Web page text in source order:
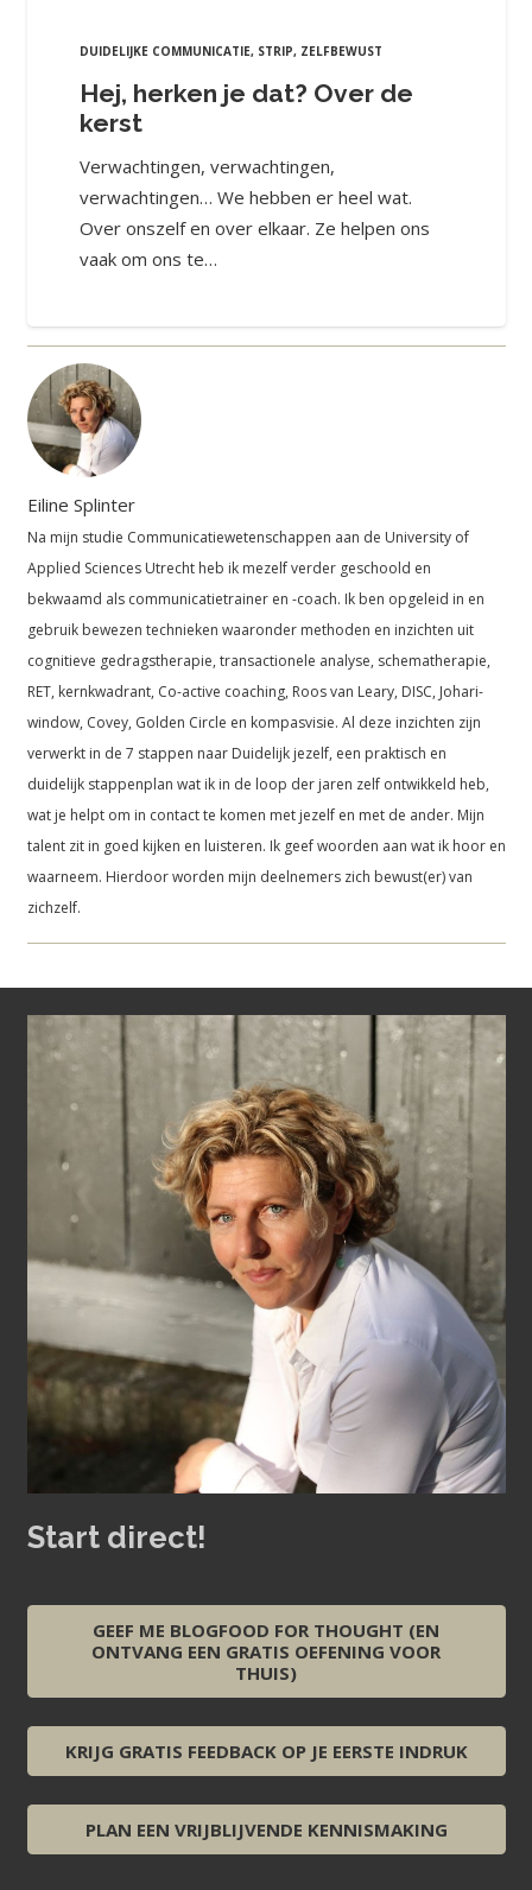
DUIDELIJKE COMMUNICATIE, STRIP, ZELFBEWUST
Hej, herken je dat? Over de
kerst
Verwachtingen, verwachtingen,
verwachtingen… We hebben er heel wat.
Over onszelf en over elkaar. Ze helpen ons
vaak om ons te…
Eiline Splinter
Na mijn studie Communicatiewetenschappen aan de University of
Applied Sciences Utrecht heb ik mezelf verder geschoold en
bekwaamd als communicatietrainer en -coach. Ik ben opgeleid in en
gebruik bewezen technieken waaronder methoden en inzichten uit
cognitieve gedragstherapie, transactionele analyse, schematherapie,
RET, kernkwadrant, Co-active coaching, Roos van Leary, DISC, Johari-
window, Covey, Golden Circle en kompasvisie. Al deze inzichten zijn
verwerkt in de 7 stappen naar Duidelijk jezelf, een praktisch en
duidelijk stappenplan wat ik in de loop der jaren zelf ontwikkeld heb,
wat je helpt om in contact te komen met jezelf en met de ander. Mijn
talent zit in goed kijken en luisteren. Ik geef woorden aan wat ik hoor en
waarneem. Hierdoor worden mijn deelnemers zich bewust(er) van
zichzelf.
Start direct!
GEEF ME BLOGFOOD FOR THOUGHT (EN
ONTVANG EEN GRATIS OEFENING VOOR
THUIS)
KRIJG GRATIS FEEDBACK OP JE EERSTE INDRUK
PLAN EEN VRIJBLIJVENDE KENNISMAKING